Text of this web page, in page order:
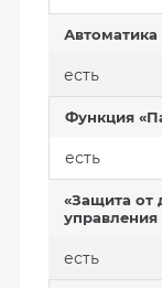
Автоматика
есть
Функция
есть
«Защита от
управления
есть